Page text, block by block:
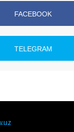
FACEBOOK
TELEGRAM